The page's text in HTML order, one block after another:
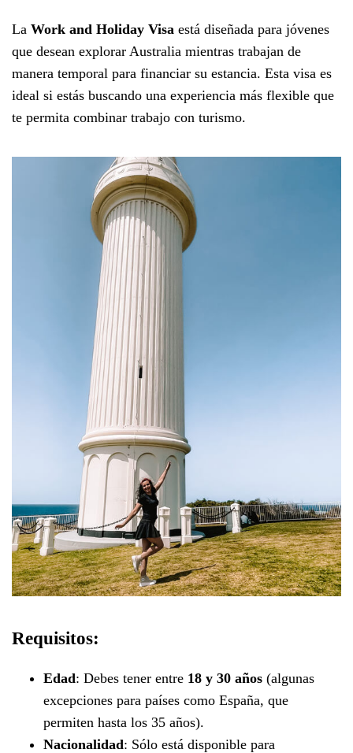
La Work and Holiday Visa está diseñada para jóvenes
que desean explorar Australia mientras trabajan de
manera temporal para financiar su estancia. Esta visa es
ideal si estás buscando una experiencia más flexible que
te permita combinar trabajo con turismo.
Requisitos:
Edad: Debes tener entre 18 y 30 años (algunas
excepciones para países como España, que
permiten hasta los 35 años).
Nacionalidad: Sólo está disponible para